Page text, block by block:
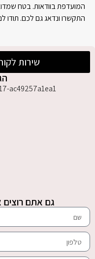
שירות לקוחות 03-
גם אתם רוצים
המועדפת בוודאות. בטח
התקשרו ונדאג גם לכם. תודו